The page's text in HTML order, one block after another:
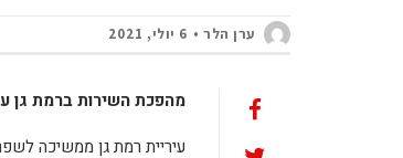
ערן הלר 6 יולי, 2021
מהפכת השירות ברמת גן
עיריית רמת גן ממשיכה